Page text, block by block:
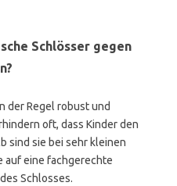
Schlösser gegen
der Regel robust und
oft, dass Kinder den
sind sie bei sehr kleinen
auf eine fachgerechte
Schlosses.